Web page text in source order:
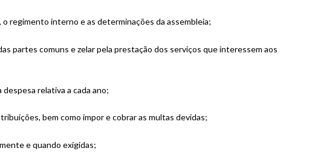
regimento interno e as determinações da assembleia;
partes comuns e zelar pela prestação dos serviços que interessem aos
relativa a cada ano;
bem como impor e cobrar as multas devidas;
e quando exigidas;